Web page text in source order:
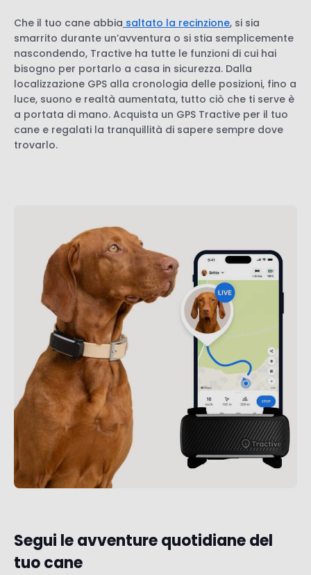
Che il tuo cane abbia saltato la recinzione, si sia
smarrito durante un’avventura o si stia semplicemente
nascondendo, Tractive ha tutte le funzioni di cui hai
bisogno per portarlo a casa in sicurezza. Dalla
localizzazione GPS alla cronologia delle posizioni, fino a
luce, suono e realtà aumentata, tutto ciò che ti serve è
a portata di mano. Acquista un GPS Tractive per il tuo
cane e regalati la tranquillità di sapere sempre dove
trovarlo.
Segui le avventure quotidiane del
tuo cane